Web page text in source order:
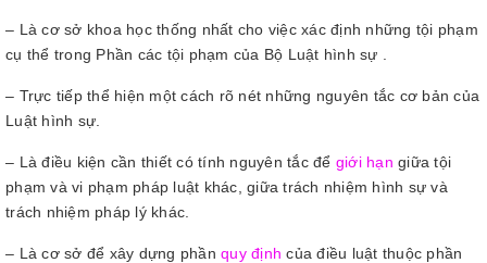
– Là cơ sở khoa học thống nhất cho việc xác định những tội phạm
cụ thể trong Phần các tội phạm của Bộ Luật hình sự .
– Trực tiếp thể hiện một cách rõ nét những nguyên tắc cơ bản của
Luật hình sự.
– Là điều kiện cần thiết có tính nguyên tắc để giới hạn giữa tội
phạm và vi phạm pháp luật khác, giữa trách nhiệm hình sự và
trách nhiệm pháp lý khác.
– Là cơ sở để xây dựng phần quy định của điều luật thuộc phần